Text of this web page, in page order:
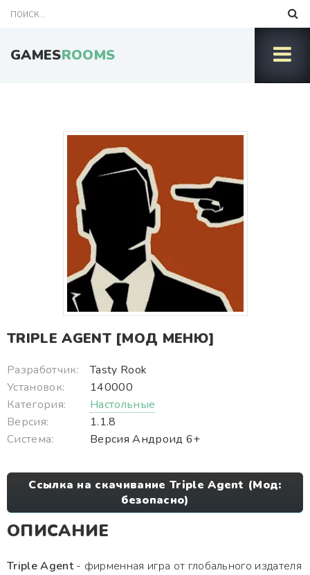
GAMESROOMS
TRIPLE AGENT [МОД МЕНЮ]
Разработчик:
Tasty Rook
Установок:
140000
Категория:
Настольные
Версия:
1.1.8
Система:
Версия Андроид 6+
Ссылка на скачивание Triple Agent (Мод:
безопасно)
ОПИСАНИЕ
Triple Agent- фирменная игра от глобального издателя